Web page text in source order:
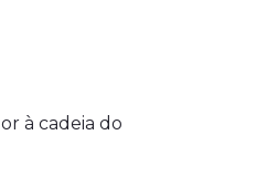
à cadeia do